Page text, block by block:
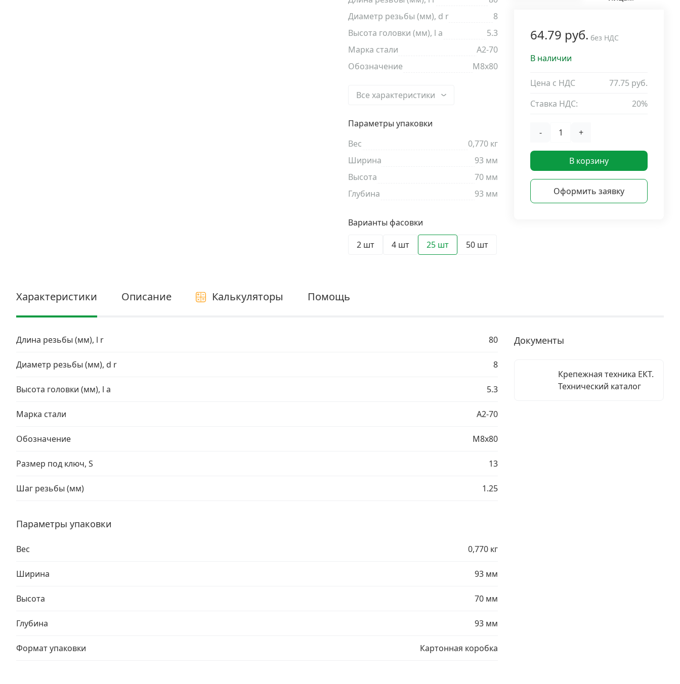
Скобяные изделия и мебельная фурнитура
Диаметр резьбы (мм), d r
8
Высота головки (мм), l a
5.3
Марка стали
A2-70
Обозначение
М8х80
Все характеристики
Параметры упаковки
Вес
0,770 кг
Ширина
93 мм
Высота
70 мм
Глубина
93 мм
Варианты фасовки
2 шт
4 шт 25 шт 50 шт
64.79 руб. без НДС
В наличии
Цена с НДС
77.75 руб.
Ставка НДС:
20%
- +
В корзину
Оформить заявку
Характеристики Описание Калькуляторы Помощь
Длина резьбы (мм), l r 80
Диаметр резьбы (мм), d r 8
Высота головки (мм), l a 5.3
Марка стали A2-70
Обозначение М8х80
Размер под ключ, S 13
Шаг резьбы (мм) 1.25
Параметры упаковки
Вес 0,770 кг
Ширина 93 мм
Высота 70 мм
Глубина 93 мм
Формат упаковки Картонная коробка
Документы
Крепежная техника ЕКТ.
Технический каталог